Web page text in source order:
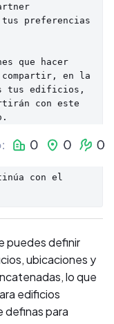
preferencias
que hacer
en la
tus edificios,
con este
con el
puedes definir
ubicaciones y
lo que
edificios
definas para